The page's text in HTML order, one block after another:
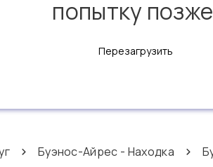
попытку
Перезагрузить
Буэнос-Айрес - Находка